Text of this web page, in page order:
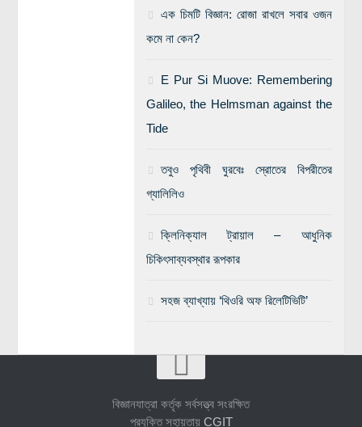
এক চিমটি বিজ্ঞান: রোজা রাখলে সবার ওজন
কমে না কেন?
E Pur Si Muove: Remembering
Galileo, the Helmsman against the
Tide
তবুও পৃথিবী ঘুরবেঃ স্রোতের বিপরীতের
গ্যালিলিও
ক্লিনিক্যাল ট্রায়াল – আধুনিক
চিকিৎসাব্যবস্থার রূপকার
সহজ ব্যাখ্যায় ‘থিওরি অফ রিলেটিভিটি’
বিজ্ঞানযাত্রা কর্তৃক সর্বসত্ত্ব সংরক্ষিত
প্রযুক্তি সহায়তায় CGIT